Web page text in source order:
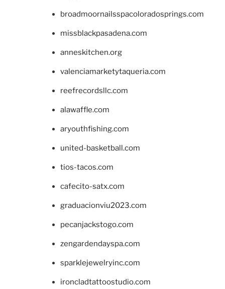
broadmoornailsspacoloradosprings.com
missblackpasadena.com
anneskitchen.org
valenciamarketytaqueria.com
reefrecordsllc.com
alawaffle.com
aryouthfishing.com
united-basketball.com
tios-tacos.com
cafecito-satx.com
graduacionviu2023.com
pecanjackstogo.com
zengardendayspa.com
sparklejewelryinc.com
ironcladtattoostudio.com